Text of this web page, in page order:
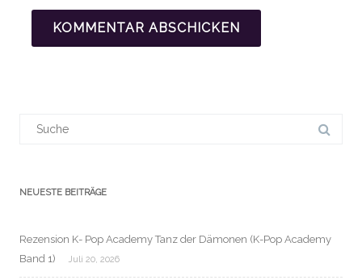
NEUESTE BEITRÄGE
Rezension K- Pop Academy Tanz der Dämonen (K-Pop Academy
Band 1)
Juli 20, 2026